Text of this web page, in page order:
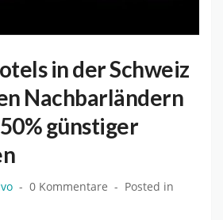
in der Schweiz
Nachbarländern
günstiger
0 Kommentare
Posted in